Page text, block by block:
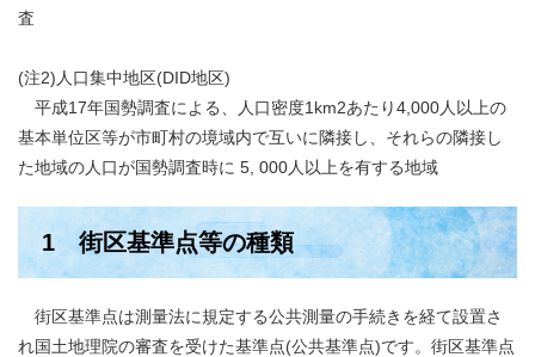
査
(注2)人口集中地区(DID地区)
平成17年国勢調査による、人口密度1km2あたり4,000人以上の
基本単位区等が市町村の境域内で互いに隣接し、それらの隣接し
た地域の人口が国勢調査時に 5, 000人以上を有する地域
1 街区基準点等の種類
街区基準点は測量法に規定する公共測量の手続きを経て設置さ
れ国土地理院の審査を受けた基準点(公共基準点)です。街区基準点